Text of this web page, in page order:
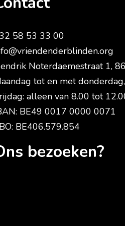
58 53 33 00
Noterdaemestraat 1,
tot en met
alleen van 8.00 tot
BE49 0017 0000 0071
BE406.579.854
bezoeken?